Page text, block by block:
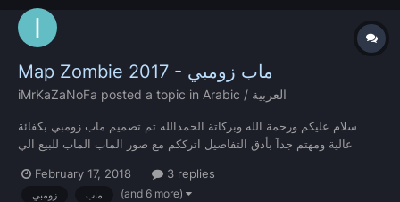
Map Zombie 2017 - ماب زومبي
iMrKaZaNoFa posted a topic in Arabic / العربية
سلام عليكم ورحمة الله وبركاتة الحمدالله تم تصميم ماب زومبي بكفائة
عالية ومهتم جدآ بأدق التفاصيل اترككم مع صور الماب الماب للبيع الي
الماب حصري
February 17, 2018 3 replies
زومبي ماب (and 6 more)